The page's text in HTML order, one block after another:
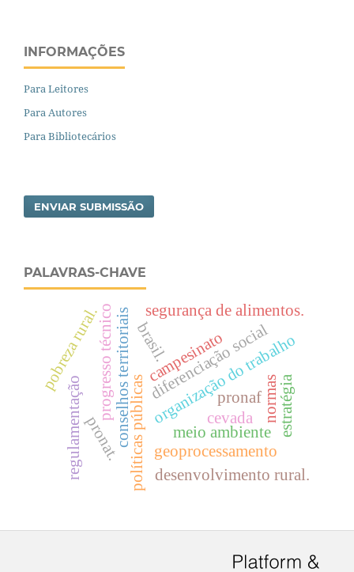
INFORMAÇÕES
Para Leitores
Para Autores
Para Bibliotecários
ENVIAR SUBMISSÃO
PALAVRAS-CHAVE
progresso técnico
políticas públicas meio ambiente
organização do trabalho
geoprocessamento
diferenciação social
desenvolvimento rural.
conselhos territoriais pronaf
pronat.
campesinato
pobreza rural.
normas
regulamentação
segurança de alimentos.
estratégia
brasil.
cevada